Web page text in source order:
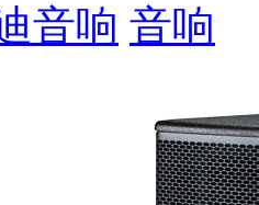
音响 音响